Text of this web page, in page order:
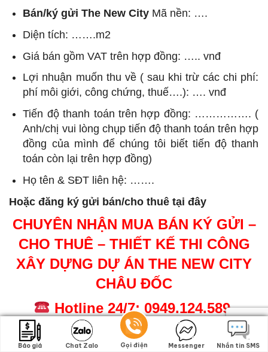
Bán/ký gửi The New City Mã nền: ….
Diện tích: …….m2
Giá bán gồm VAT trên hợp đồng: ….. vnđ
Lợi nhuận muốn thu về ( sau khi trừ các chi phí:
phí môi giới, công chứng, thuế….): …. vnđ
Tiến độ thanh toán trên hợp đồng: ……………. (
Anh/chị vui lòng chụp tiến độ thanh toán trên hợp
đồng của mình để chúng tôi biết tiến độ thanh
toán còn lại trên hợp đồng)
Họ tên & SĐT liên hệ: …….
Hoặc đăng ký gửi bán/cho thuê tại đây
CHUYÊN NHẬN MUA BÁN KÝ GỬI –
CHO THUÊ – THIẾT KẾ THI CÔNG
XÂY DỰNG DỰ ÁN THE NEW CITY
CHÂU ĐỐC
Hotline 24/7: 0949.124.589
(Phone, Viber, Zalo, Whatsapp, Wechat)
Báo giá Chat Zalo Gọi điện Messenger Nhắn tin SMS
Báo giá Chat Zalo Gọi điện Messenger Nhắn tin SMS